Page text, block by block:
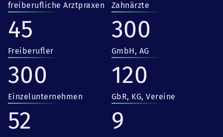
freiberufliche Arztpraxen Zahnärzte
45
Freiberufler
300
GmbH, AG
300
Einzelunternehmen
120
GbR, KG, Vereine
52 9